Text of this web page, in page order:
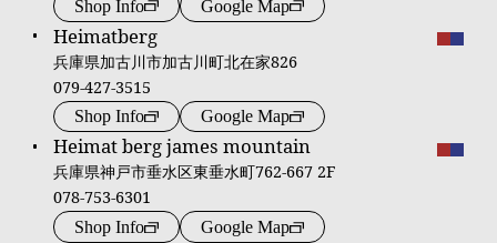
Shop Info Google Map
Heimatberg
兵庫県加古川市加古川町北在家826
079-427-3515
Shop Info Google Map
Heimat berg james mountain
兵庫県神戸市垂水区東垂水町762-667 2F
078-753-6301
Shop Info Google Map